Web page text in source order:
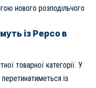
нового розподільчого
із Pepco в
товарної категорії. У
із